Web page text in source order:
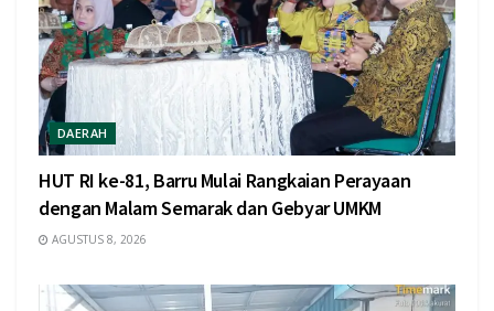
DAERAH
HUT RI ke-81, Barru Mulai Rangkaian Perayaan
dengan Malam Semarak dan Gebyar UMKM
AGUSTUS 8, 2026